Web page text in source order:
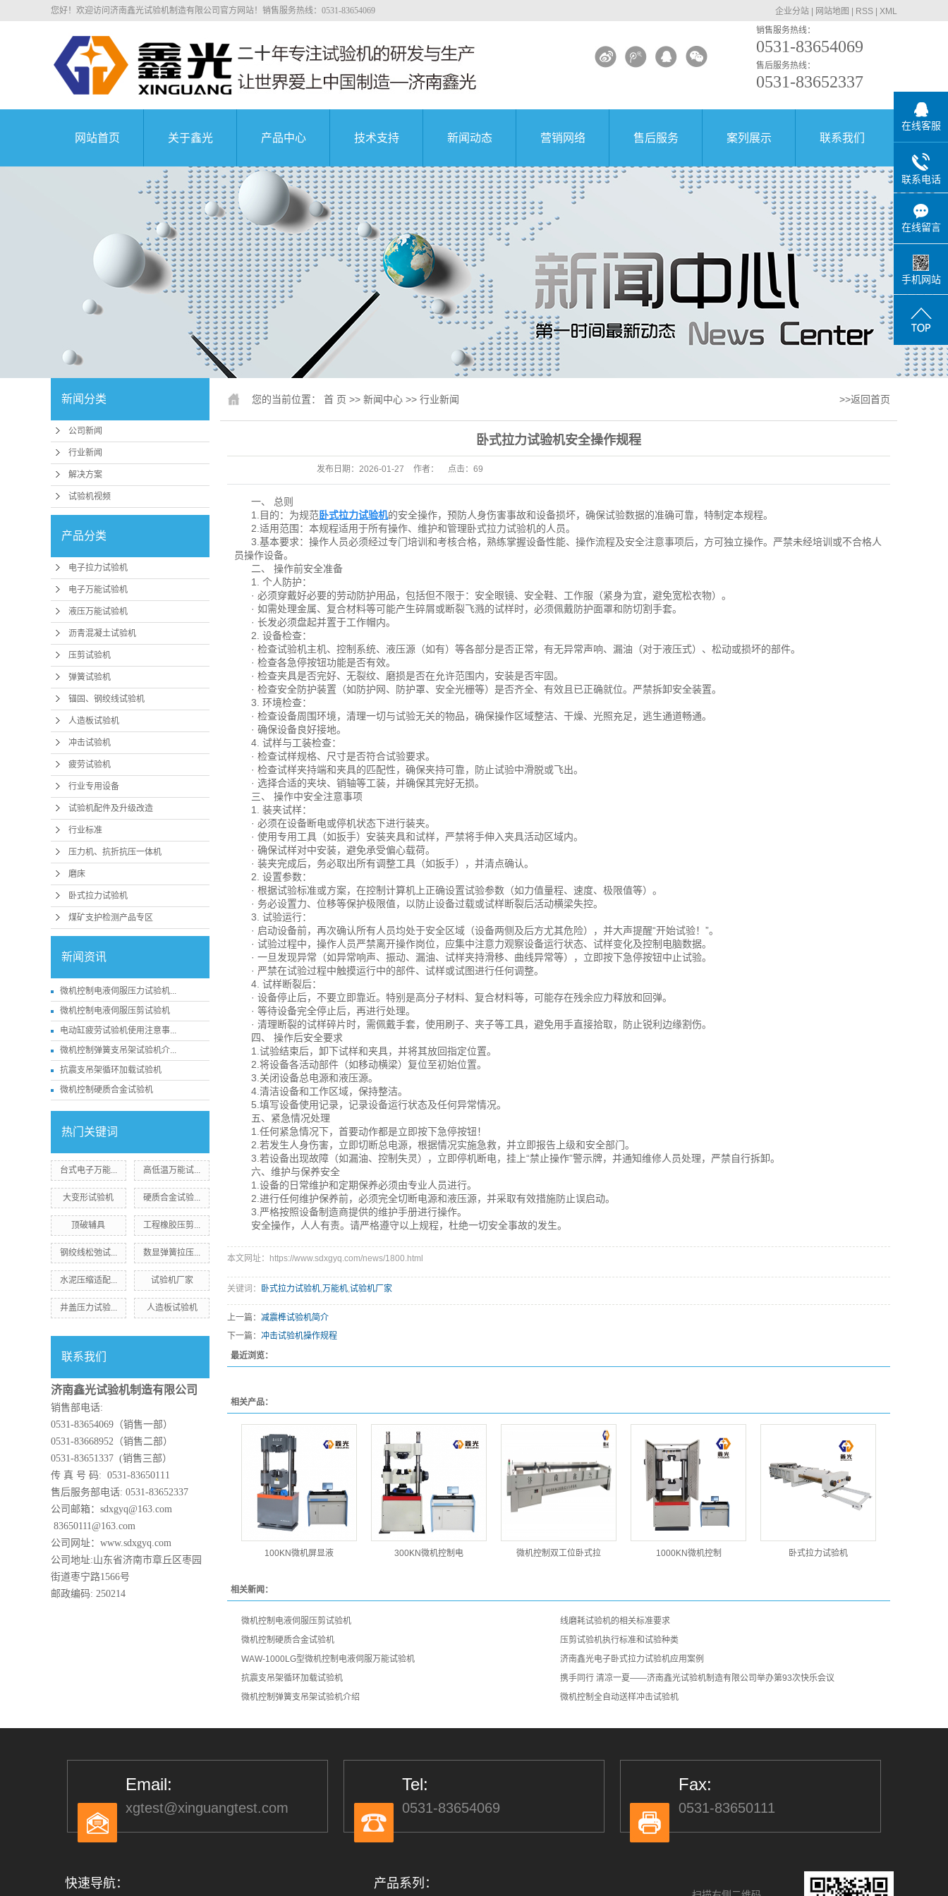
您好！欢迎访问济南鑫光试验机制造有限公司官方网站！销售服务热线：0531-83654069 企业分站 网站地图 RSS
XML
销售服务热线：
0531-83654069
售后服务热线：
0531-83652337
网站首页 关于鑫光
公司简介
荣誉资质
业务介绍
组织机构
企业文化
公司环境
产品中心
电子拉力试验机
电子万能试验机
液压万能试验机
沥青混凝土试验机
压剪试验机
锚固、钢绞线试验机
人造板试验机
冲击试验机
疲劳试验机
试验机配件及升级改造
行业标准
压力机、抗折抗压一体机
卧式拉力试验机
煤矿支护检测产品专区
技术支持 新闻动态
公司新闻
行业新闻
解决方案
试验机视频
营销网络 售后服务 案列展示
科研院所
中国航天科技集团
工程质量
中国航天科技集团
大专院校
中国航天科技集团
著名企业
中国航天科技集团
联系我们
新闻分类
公司新闻
行业新闻
解决方案
试验机视频
产品分类
电子拉力试验机
电子万能试验机
液压万能试验机
沥青混凝土试验机
压剪试验机
弹簧试验机
锚固、钢绞线试验机
人造板试验机
冲击试验机
疲劳试验机
行业专用设备
试验机配件及升级改造
行业标准
压力机、抗折抗压一体机
磨床
卧式拉力试验机
煤矿支护检测产品专区
新闻资讯
微机控制电液伺服压力试验机...
微机控制电液伺服压剪试验机
电动缸疲劳试验机使用注意事...
微机控制弹簧支吊架试验机介...
抗震支吊架循环加载试验机
微机控制硬质合金试验机
热门关键词
台式电子万能... 高低温万能试...
大变形试验机 硬质合金试验...
顶破辅具 工程橡胶压剪...
钢绞线松弛试... 数显弹簧拉压...
水泥压缩适配... 试验机厂家
井盖压力试验... 人造板试验机
联系我们
济南鑫光试验机制造有限公司
销售部电话:
0531-83654069（销售一部）
0531-83668952（销售二部）
0531-83651337 (销售三部）
传 真 号 码: 0531-83650111
售后服务部电话: 0531-83652337
公司邮箱：sdxgyq@163.com
83650111@163.com
公司网址：www.sdxgyq.com
公司地址:山东省济南市章丘区枣园
街道枣宁路1566号
邮政编码: 250214
>>返回首页
您的当前位置： 首 页 >> 新闻中心 >> 行业新闻
卧式拉力试验机安全操作规程
发布日期： 2026-01-27 作者： 点击： 69
一、 总则
1.目的：为规范卧式拉力试验机的安全操作，预防人身伤害事故和设备损坏，确保试验数据的准确可靠，特制定本规程。
2.适用范围：本规程适用于所有操作、维护和管理卧式拉力试验机的人员。
3.基本要求：操作人员必须经过专门培训和考核合格，熟练掌握设备性能、操作流程及安全注意事项后，方可独立操作。严禁未经培训或不合格人
员操作设备。
二、 操作前安全准备
1. 个人防护：
· 必须穿戴好必要的劳动防护用品，包括但不限于：安全眼镜、安全鞋、工作服（紧身为宜，避免宽松衣物）。
· 如需处理金属、复合材料等可能产生碎屑或断裂飞溅的试样时，必须佩戴防护面罩和防切割手套。
· 长发必须盘起并置于工作帽内。
2. 设备检查：
· 检查试验机主机、控制系统、液压源（如有）等各部分是否正常，有无异常声响、漏油（对于液压式）、松动或损坏的部件。
· 检查各急停按钮功能是否有效。
· 检查夹具是否完好、无裂纹、磨损是否在允许范围内，安装是否牢固。
· 检查安全防护装置（如防护网、防护罩、安全光栅等）是否齐全、有效且已正确就位。严禁拆卸安全装置。
3. 环境检查：
· 检查设备周围环境，清理一切与试验无关的物品，确保操作区域整洁、干燥、光照充足，逃生通道畅通。
· 确保设备良好接地。
4. 试样与工装检查：
· 检查试样规格、尺寸是否符合试验要求。
· 检查试样夹持端和夹具的匹配性，确保夹持可靠，防止试验中滑脱或飞出。
· 选择合适的夹块、销轴等工装，并确保其完好无损。
三、 操作中安全注意事项
1. 装夹试样：
· 必须在设备断电或停机状态下进行装夹。
· 使用专用工具（如扳手）安装夹具和试样，严禁将手伸入夹具活动区域内。
· 确保试样对中安装，避免承受偏心载荷。
· 装夹完成后，务必取出所有调整工具（如扳手），并清点确认。
2. 设置参数：
· 根据试验标准或方案，在控制计算机上正确设置试验参数（如力值量程、速度、极限值等）。
· 务必设置力、位移等保护极限值，以防止设备过载或试样断裂后活动横梁失控。
3. 试验运行：
· 启动设备前，再次确认所有人员均处于安全区域（设备两侧及后方尤其危险），并大声提醒“开始试验！”。
· 试验过程中，操作人员严禁离开操作岗位，应集中注意力观察设备运行状态、试样变化及控制电脑数据。
· 一旦发现异常（如异常响声、振动、漏油、试样夹持滑移、曲线异常等），立即按下急停按钮中止试验。
· 严禁在试验过程中触摸运行中的部件、试样或试图进行任何调整。
4. 试样断裂后：
· 设备停止后，不要立即靠近。特别是高分子材料、复合材料等，可能存在残余应力释放和回弹。
· 等待设备完全停止后，再进行处理。
· 清理断裂的试样碎片时，需佩戴手套，使用刷子、夹子等工具，避免用手直接拾取，防止锐利边缘割伤。
四、 操作后安全要求
1.试验结束后，卸下试样和夹具，并将其放回指定位置。
2.将设备各活动部件（如移动横梁）复位至初始位置。
3.关闭设备总电源和液压源。
4.清洁设备和工作区域，保持整洁。
5.填写设备使用记录，记录设备运行状态及任何异常情况。
五、紧急情况处理
1.任何紧急情况下，首要动作都是立即按下急停按钮！
2.若发生人身伤害，立即切断总电源，根据情况实施急救，并立即报告上级和安全部门。
3.若设备出现故障（如漏油、控制失灵），立即停机断电，挂上“禁止操作”警示牌，并通知维修人员处理，严禁自行拆卸。
六、维护与保养安全
1.设备的日常维护和定期保养必须由专业人员进行。
2.进行任何维护保养前，必须完全切断电源和液压源，并采取有效措施防止误启动。
3.严格按照设备制造商提供的维护手册进行操作。
安全操作，人人有责。请严格遵守以上规程，杜绝一切安全事故的发生。
本文网址：https://www.sdxgyq.com/news/1800.html
关键词： 卧式拉力试验机,万能机,试验机厂家
上一篇： 减震榫试验机简介
下一篇： 冲击试验机操作规程
最近浏览：
相关产品：
100KN微机屏显液 300KN微机控制电 微机控制双工位卧式拉 1000KN微机控制 卧式拉力试验机
相关新闻：
微机控制电液伺服压剪试验机
线磨耗试验机的相关标准要求
微机控制硬质合金试验机
压剪试验机执行标准和试验种类
WAW-1000LG型微机控制电液伺服万能试验机
济南鑫光电子卧式拉力试验机应用案例
抗震支吊架循环加载试验机
携手同行 清凉一夏——济南鑫光试验机制造有限公司举办第93次快乐会议
微机控制弹簧支吊架试验机介绍
微机控制全自动送样冲击试验机
Email:
xgtest@xinguangtest.com
Tel:
0531-83654069
Fax:
0531-83650111
快速导航： 产品系列：
在线客服
联系电话
在线留言
手机网站